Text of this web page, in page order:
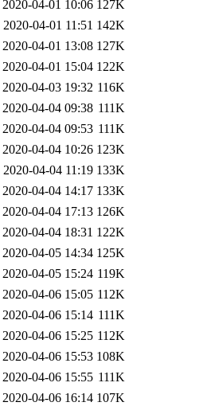
2020-04-01 10:06 127K
2020-04-01 11:51 142K
2020-04-01 13:08 127K
2020-04-01 15:04 122K
2020-04-03 19:32 116K
2020-04-04 09:38 111K
2020-04-04 09:53 111K
2020-04-04 10:26 123K
2020-04-04 11:19 133K
2020-04-04 14:17 133K
2020-04-04 17:13 126K
2020-04-04 18:31 122K
2020-04-05 14:34 125K
2020-04-05 15:24 119K
2020-04-06 15:05 112K
2020-04-06 15:14 111K
2020-04-06 15:25 112K
2020-04-06 15:53 108K
2020-04-06 15:55 111K
2020-04-06 16:14 107K